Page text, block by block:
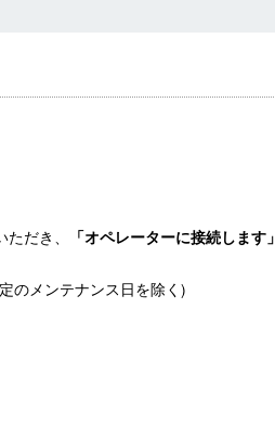
だき、
「オペレーターに接続します」
のメンテナンス日を除く)